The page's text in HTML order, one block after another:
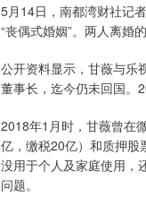
5月14日，南都湾财社记
“丧偶式婚姻”。两人离婚
公开资料显示，甘薇与乐
董事长，迄今仍未回国。
2018年1月时，甘薇曾在
亿，缴税20亿）和质押股
没用于个人及家庭使用，
问题。